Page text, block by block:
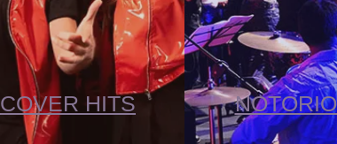
COVER HITS